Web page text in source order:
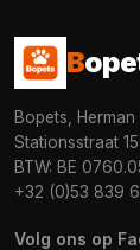
B
Bopets,
Stationsstraat
BTW: BE
+32 (0)53 839
Volg ons op